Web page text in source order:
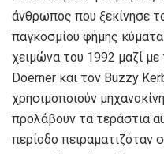
άνθρωπος που ξεκίνησε
παγκοσμίου φήμης
χειμώνα του 1992 μαζί
Doerner και τον Buzzy
χρησιμοποιούν
προλάβουν τα τεράστια
περίοδο πειραματιζόταν